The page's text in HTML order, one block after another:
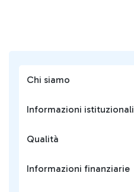
Chi siamo
Informazioni istituzionali
Qualità
Informazioni finanziarie